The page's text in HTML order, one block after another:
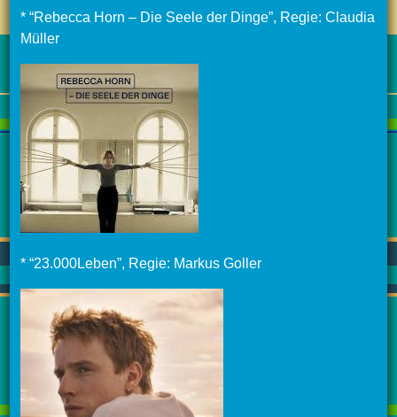
* “Rebecca Horn – Die Seele der Dinge”, Regie: Claudia
Müller
* “23.000Leben”, Regie: Markus Goller